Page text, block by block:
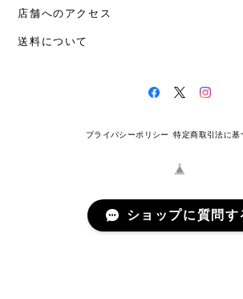
店舗へのアクセス
送料について
プライバシーポリシー 特定商取引法に基
ショップに質問す